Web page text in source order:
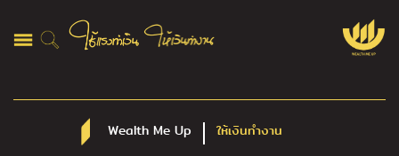
Wealth Me Up ให้เงินทำงาน